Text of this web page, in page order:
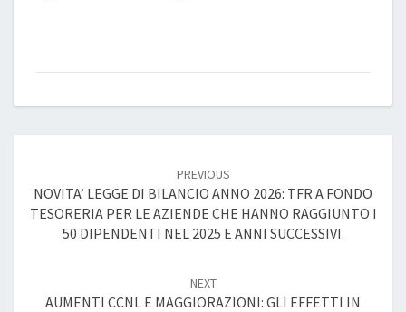
PREVIOUS
NOVITA’ LEGGE DI BILANCIO ANNO 2026: TFR A FONDO
TESORERIA PER LE AZIENDE CHE HANNO RAGGIUNTO I
50 DIPENDENTI NEL 2025 E ANNI SUCCESSIVI.
NEXT
AUMENTI CCNL E MAGGIORAZIONI: GLI EFFETTI IN